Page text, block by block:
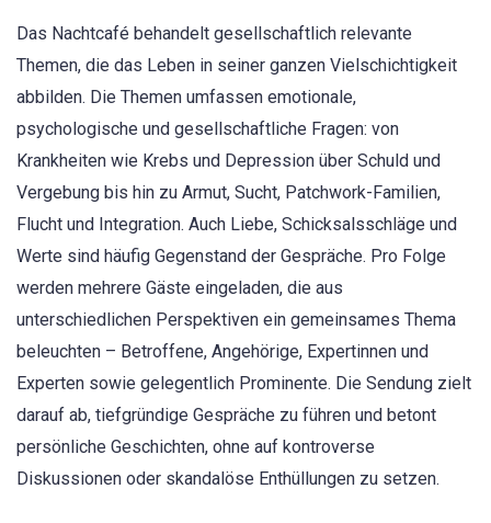
Das Nachtcafé behandelt gesellschaftlich relevante
Themen, die das Leben in seiner ganzen Vielschichtigkeit
abbilden. Die Themen umfassen emotionale,
psychologische und gesellschaftliche Fragen: von
Krankheiten wie Krebs und Depression über Schuld und
Vergebung bis hin zu Armut, Sucht, Patchwork-Familien,
Flucht und Integration. Auch Liebe, Schicksalsschläge und
Werte sind häufig Gegenstand der Gespräche. Pro Folge
werden mehrere Gäste eingeladen, die aus
unterschiedlichen Perspektiven ein gemeinsames Thema
beleuchten – Betroffene, Angehörige, Expertinnen und
Experten sowie gelegentlich Prominente. Die Sendung zielt
darauf ab, tiefgründige Gespräche zu führen und betont
persönliche Geschichten, ohne auf kontroverse
Diskussionen oder skandalöse Enthüllungen zu setzen.